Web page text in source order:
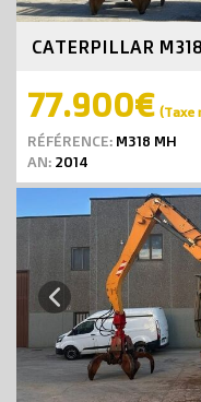
CATERPILLAR
77.900€ (Taxe
RÉFÉRENCE: M318 MH
AN: 2014
Previous